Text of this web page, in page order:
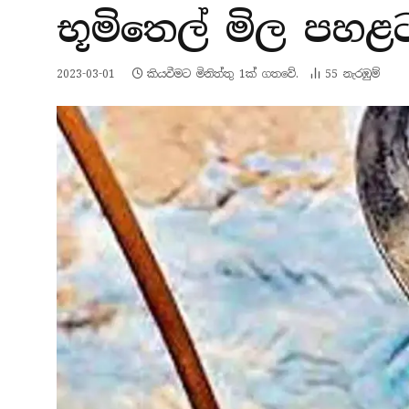
භූමිතෙල් මිල
2023-03-01 කියවීමට මිනිත්තු 1ක් ගතවේ. 55 නැරඹු​ම්